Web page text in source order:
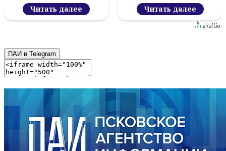
Читать далее Читать далее
ПАИ в Telegram